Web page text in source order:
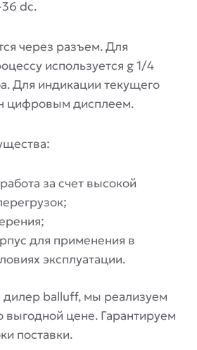
dc.
через разъем. Для
используется g 1/4
Для индикации текущего
цифровым дисплеем.
за счет высокой
для применения в
эксплуатации.
balluff, мы реализуем
цене. Гарантируем
поставки.